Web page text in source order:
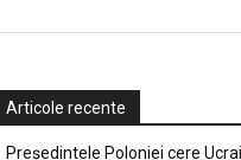
Articole recente
Președintele Poloniei cere